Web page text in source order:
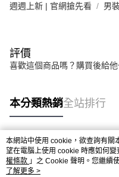
週週上新 | 官網搶先看 男
評價
喜歡這個商品嗎？購買後給
本分類熱銷全站排行
熱門標籤
本網站中使用 cookie，欲查詢有關
望在電腦上使用 cookie 時應如何
權條款 」之 Cookie 聲明。您繼續
用條款之 Cookie 聲明使用 cookie。
了解更多 >